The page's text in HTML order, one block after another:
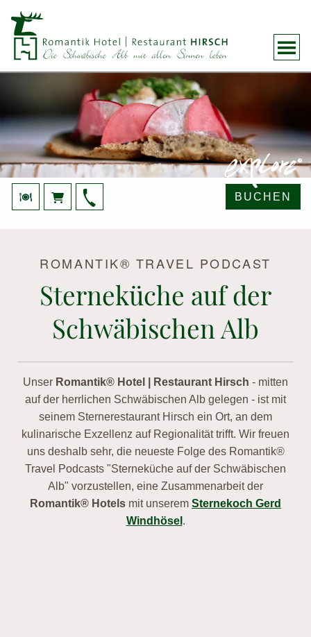
BUCHEN
ROMANTIK® TRAVEL PODCAST
Sterneküche auf der
Schwäbischen Alb
Unser Romantik® Hotel | Restaurant Hirsch - mitten
auf der herrlichen Schwäbischen Alb gelegen - ist mit
seinem Sternerestaurant Hirsch ein Ort, an dem
kulinarische Exzellenz auf Regionalität trifft. Wir freuen
uns deshalb sehr, die neueste Folge des Romantik®
Travel Podcasts "Sterneküche auf der Schwäbischen
Alb" vorzustellen, eine Zusammenarbeit der
Romantik® Hotels mit unserem Sternekoch Gerd
Windhösel .